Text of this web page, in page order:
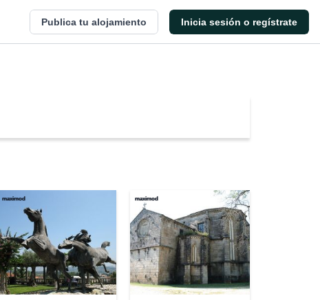
Publica tu alojamiento Inicia sesión o regístrate
maximod maximod